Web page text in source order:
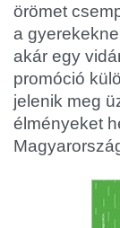
örömet
a
akár egy
promóció
jelenik meg
élményeket